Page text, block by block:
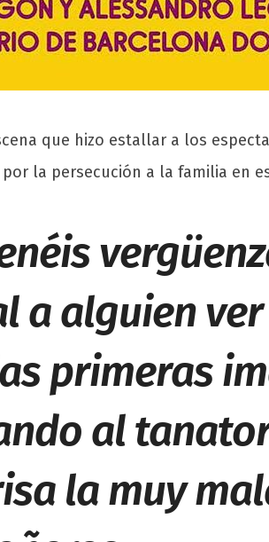
que hizo estallar a los
por la persecución a la familia en
a alguien
primeras
al
la muy